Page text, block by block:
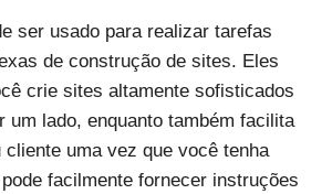
ser usado para realizar tarefas
de construção de sites. Eles
crie sites altamente sofisticados
um lado, enquanto também facilita
cliente uma vez que você tenha
facilmente fornecer instruções